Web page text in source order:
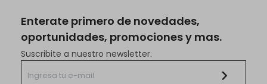
Enterate primero de novedades,
oportunidades, promociones y mas.
Suscribite a nuestro newsletter.